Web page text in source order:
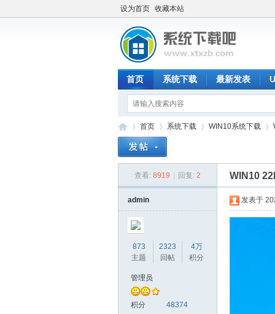
设为首页 收藏本站
首页 系统下载 最新发表
首页
›
系统下载
›
WIN10系统下载
›
查看: 8919 回复: 2 WIN10
admin
873
主题
2323
回帖
4万
积分
管理员
积分 48374
发表于